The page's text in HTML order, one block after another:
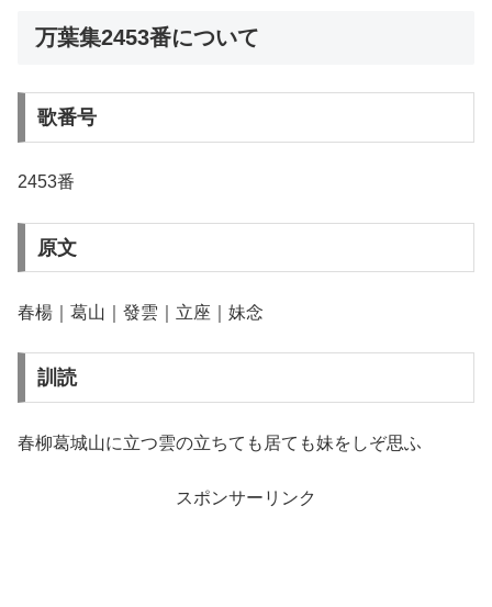
万葉集2453番について
歌番号
2453番
原文
春楊｜葛山｜發雲｜立座｜妹念
訓読
春柳葛城山に立つ雲の立ちても居ても妹をしぞ思ふ
スポンサーリンク